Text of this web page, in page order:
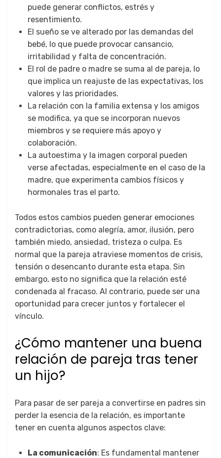
puede generar conflictos, estrés y
resentimiento.
El sueño se ve alterado por las demandas del
bebé, lo que puede provocar cansancio,
irritabilidad y falta de concentración.
El rol de padre o madre se suma al de pareja, lo
que implica un reajuste de las expectativas, los
valores y las prioridades.
La relación con la familia extensa y los amigos
se modifica, ya que se incorporan nuevos
miembros y se requiere más apoyo y
colaboración.
La autoestima y la imagen corporal pueden
verse afectadas, especialmente en el caso de la
madre, que experimenta cambios físicos y
hormonales tras el parto.
Todos estos cambios pueden generar emociones
contradictorias, como alegría, amor, ilusión, pero
también miedo, ansiedad, tristeza o culpa. Es
normal que la pareja atraviese momentos de crisis,
tensión o desencanto durante esta etapa. Sin
embargo, esto no significa que la relación esté
condenada al fracaso. Al contrario, puede ser una
oportunidad para crecer juntos y fortalecer el
vínculo.
¿Cómo mantener una buena
relación de pareja tras tener
un hijo?
Para pasar de ser pareja a convertirse en padres sin
perder la esencia de la relación, es importante
tener en cuenta algunos aspectos clave:
La comunicación: Es fundamental mantener